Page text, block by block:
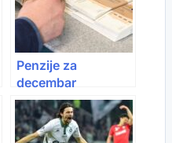
koja raste širom
Evrope
Penzije za
decembar
isplaćene danas:
Od januara
povećanje do 17